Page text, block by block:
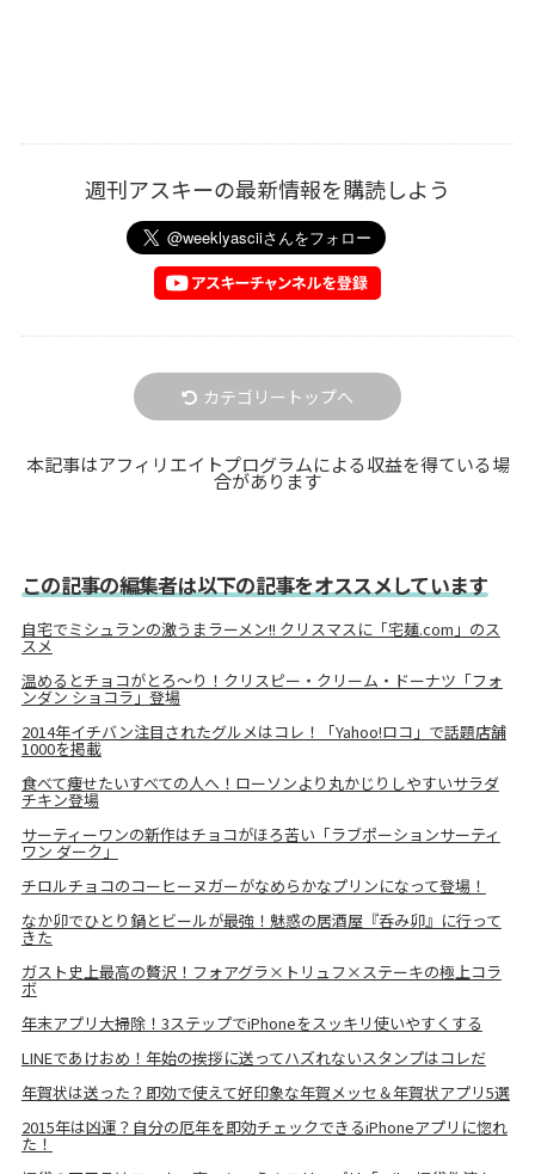
週刊アスキーの最新情報を購読しよう
カテゴリートップへ
本記事はアフィリエイトプログラムによる収益を得ている場
合があります
この記事の編集者は以下の記事をオススメしています
自宅でミシュランの激うまラーメン!! クリスマスに「宅麺.com」のス
スメ
温めるとチョコがとろ～り！クリスピー・クリーム・ドーナツ「フォ
ンダン ショコラ」登場
2014年イチバン注目されたグルメはコレ！「Yahoo!ロコ」で話題店舗
1000を掲載
食べて痩せたいすべての人へ！ローソンより丸かじりしやすいサラダ
チキン登場
サーティーワンの新作はチョコがほろ苦い「ラブポーションサーティ
ワン ダーク」
チロルチョコのコーヒーヌガーがなめらかなプリンになって登場！
なか卯でひとり鍋とビールが最強！魅惑の居酒屋『呑み卯』に行って
きた
ガスト史上最高の贅沢！フォアグラ×トリュフ×ステーキの極上コラ
ボ
年末アプリ大掃除！3ステップでiPhoneをスッキリ使いやすくする
LINEであけおめ！年始の挨拶に送ってハズれないスタンプはコレだ
年賀状は送った？即効で使えて好印象な年賀メッセ＆年賀状アプリ5選
2015年は凶運？自分の厄年を即効チェックできるiPhoneアプリに惚れ
た！